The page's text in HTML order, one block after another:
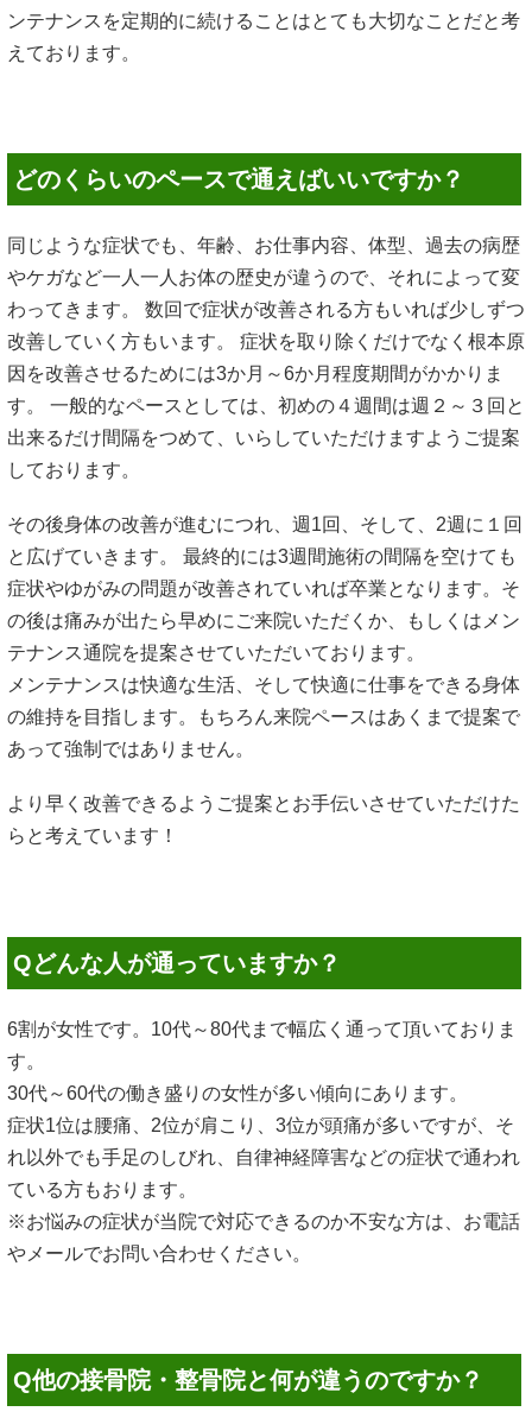
ンテナンスを定期的に続けることはとても大切なことだと考
えております。
どのくらいのペースで通えばいいですか？
同じような症状でも、年齢、お仕事内容、体型、過去の病歴
やケガなど一人一人お体の歴史が違うので、それによって変
わってきます。 数回で症状が改善される方もいれば少しずつ
改善していく方もいます。 症状を取り除くだけでなく根本原
因を改善させるためには3か月～6か月程度期間がかかりま
す。 一般的なペースとしては、初めの４週間は週２～３回と
出来るだけ間隔をつめて、いらしていただけますようご提案
しております。
その後身体の改善が進むにつれ、週1回、そして、2週に１回
と広げていきます。 最終的には3週間施術の間隔を空けても
症状やゆがみの問題が改善されていれば卒業となります。そ
の後は痛みが出たら早めにご来院いただくか、もしくはメン
テナンス通院を提案させていただいております。
メンテナンスは快適な生活、そして快適に仕事をできる身体
の維持を目指します。もちろん来院ペースはあくまで提案で
あって強制ではありません。
より早く改善できるようご提案とお手伝いさせていただけた
らと考えています！
Qどんな人が通っていますか？
6割が女性です。10代～80代まで幅広く通って頂いておりま
す。
30代～60代の働き盛りの女性が多い傾向にあります。
症状1位は腰痛、2位が肩こり、3位が頭痛が多いですが、そ
れ以外でも手足のしびれ、自律神経障害などの症状で通われ
ている方もおります。
※お悩みの症状が当院で対応できるのか不安な方は、お電話
やメールでお問い合わせください。
Q他の接骨院・整骨院と何が違うのですか？